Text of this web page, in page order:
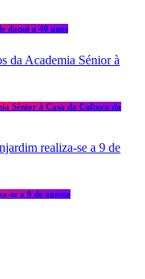
daqui a 40 anos
Sénior à Casa da Cultura da
se a 9 de agosto